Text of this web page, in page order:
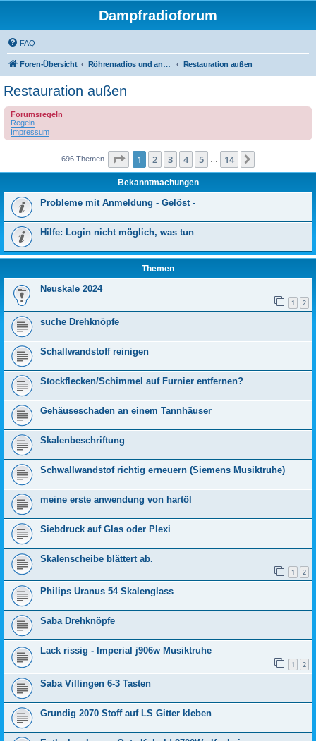
Dampfradioforum
FAQ
Foren-Übersicht Röhrenradios und andere Dampfradios Restauration außen
Restauration außen
Forumsregeln
Regeln
Impressum
696 Themen Seite 1von 14
1 2 3 4 5 14
Bekanntmachungen
Probleme mit Anmeldung - Gelöst -
Hilfe: Login nicht möglich, was tun
Themen
Neuskale 2024
1 2
suche Drehknöpfe
Schallwandstoff reinigen
Stockflecken/Schimmel auf Furnier entfernen?
Gehäuseschaden an einem Tannhäuser
Skalenbeschriftung
Schwallwandstof richtig erneuern (Siemens Musiktruhe)
meine erste anwendung von hartöl
Siebdruck auf Glas oder Plexi
Skalenscheibe blättert ab.
1 2
Philips Uranus 54 Skalenglass
Saba Drehknöpfe
Lack rissig - Imperial j906w Musiktruhe
1 2
Saba Villingen 6-3 Tasten
Grundig 2070 Stoff auf LS Gitter kleben